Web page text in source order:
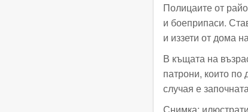
Полицаите от
и боеприпаси.
и иззети от дома
В къщата на
патрони, които
случая е